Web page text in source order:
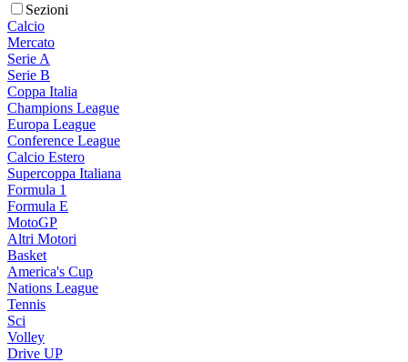
Sezioni
Calcio
Mercato
Serie A
Serie B
Coppa Italia
Champions League
Europa League
Conference League
Calcio Estero
Supercoppa Italiana
Formula 1
Formula E
MotoGP
Altri Motori
Basket
America's Cup
Nations League
Tennis
Sci
Volley
Drive UP